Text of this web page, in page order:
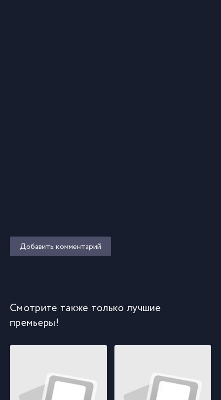
Добавить комментарий
Смотрите также только лучшие
премьеры!